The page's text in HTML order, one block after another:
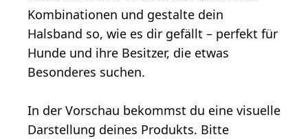
Kombinationen und gestalte dein
Halsband so, wie es dir gefällt – perfekt für
Hunde und ihre Besitzer, die etwas
Besonderes suchen.
In der Vorschau bekommst du eine visuelle
Darstellung deines Produkts. Bitte